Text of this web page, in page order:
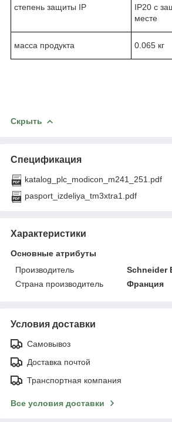
степень защиты IP
IP20 с
месте
масса продукта 0.065 кг
Скрыть
Спецификация
katalog_plc_modicon_m241_251.pdf
pasport_izdeliya_tm3xtra1.pdf
Характеристики
Основные атрибуты
Производитель
Schneider
Страна производитель
Франция
Условия доставки
Самовывоз
Доставка почтой
Транспортная компания
Все условия доставки